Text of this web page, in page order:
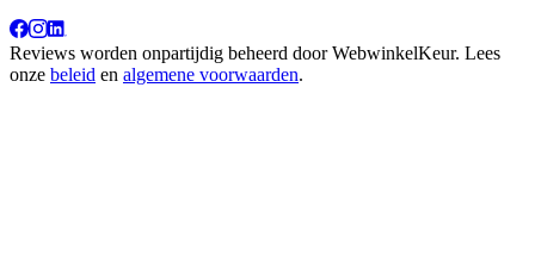
Reviews worden onpartijdig beheerd doorWebwinkelKeur. Lees
onze beleid en algemene voorwaarden.